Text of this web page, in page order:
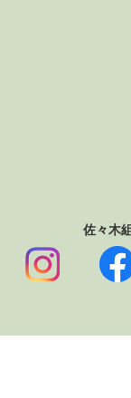
佐々木組公